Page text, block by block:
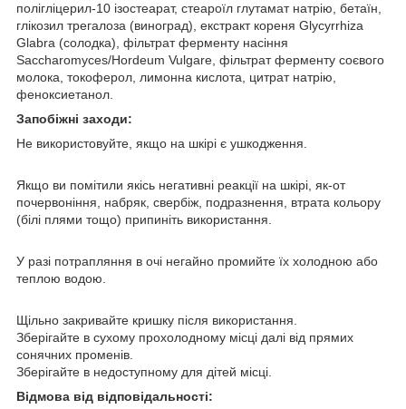
полігліцерил-10 ізостеарат, стеароїл глутамат натрію, бетаїн,
глікозил трегалоза (виноград), екстракт кореня Glycyrrhiza
Glabra (солодка), фільтрат ферменту насіння
Saccharomyces/Hordeum Vulgare, фільтрат ферменту соєвого
молока, токоферол, лимонна кислота, цитрат натрію,
феноксиетанол.
Запобіжні заходи:
Не використовуйте, якщо на шкірі є ушкодження.
Якщо ви помітили якісь негативні реакції на шкірі, як-от
почервоніння, набряк, свербіж, подразнення, втрата кольору
(білі плями тощо) припиніть використання.
У разі потрапляння в очі негайно промийте їх холодною або
теплою водою.
Щільно закривайте кришку після використання.
Зберігайте в сухому прохолодному місці далі від прямих
сонячних променів.
Зберігайте в недоступному для дітей місці.
Відмова від відповідальності: